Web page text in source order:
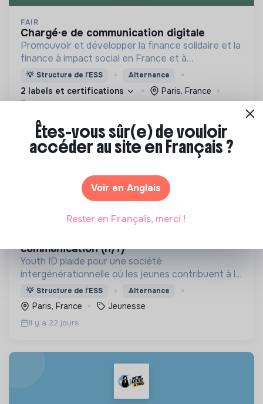
FAIR
chargé·e de communication digitale
Promouvoir et développer la finance solidaire et la
finance à impact social en France et à
l'international
💡 Structure de l’ESS Alternance
2 labels et certifications
Paris, France
Il y a 21 jours
communication (h/f)
Youth ID plaide pour une société
intergénérationnelle où les jeunes contribuent à la
construction d’un monde durable. Accompagner la
jeunesse, plus particulièrement les publics
prioritaires, à agir
💡 Structure de l’ESS Alternance
Paris, France Jeunesse
Il y a 22 jours
Êtes-vous sûr(e) de vouloir
accéder au site en Français ?
Voir en Anglais
Rester en Français, merci !